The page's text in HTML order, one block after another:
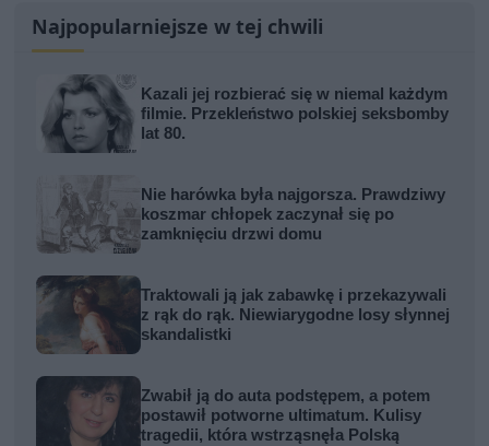
Najpopularniejsze w tej chwili
Kazali jej rozbierać się w niemal każdym
filmie. Przekleństwo polskiej seksbomby
lat 80.
Nie harówka była najgorsza. Prawdziwy
koszmar chłopek zaczynał się po
zamknięciu drzwi domu
Traktowali ją jak zabawkę i przekazywali
z rąk do rąk. Niewiarygodne losy słynnej
skandalistki
Zwabił ją do auta podstępem, a potem
postawił potworne ultimatum. Kulisy
tragedii, która wstrząsnęła Polską